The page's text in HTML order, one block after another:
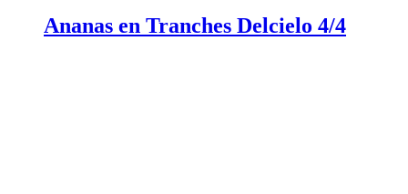
Ananas en Tranches Delcielo 4/4